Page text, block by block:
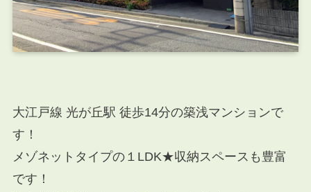
大江戸線 光が丘駅 徒歩14分の築浅マンションで
す！
メゾネットタイプの１LDK★収納スペースも豊富
です！